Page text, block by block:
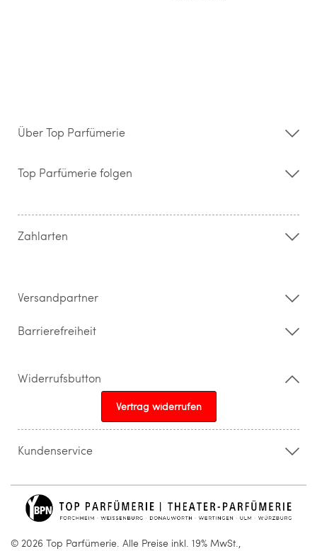
Über Top Parfümerie
Storefinder
Kontakt
Widerrufsrecht & Rückgabebedingungen
Top Parfümerie folgen
Zahlarten
Versandpartner
Barrierefreiheit
Widerrufsbutton
Vertrag widerrufen
Kundenservice
info@topparfuemerie.de
© 2026 Top Parfümerie. Alle Preise inkl. 19% MwSt.,